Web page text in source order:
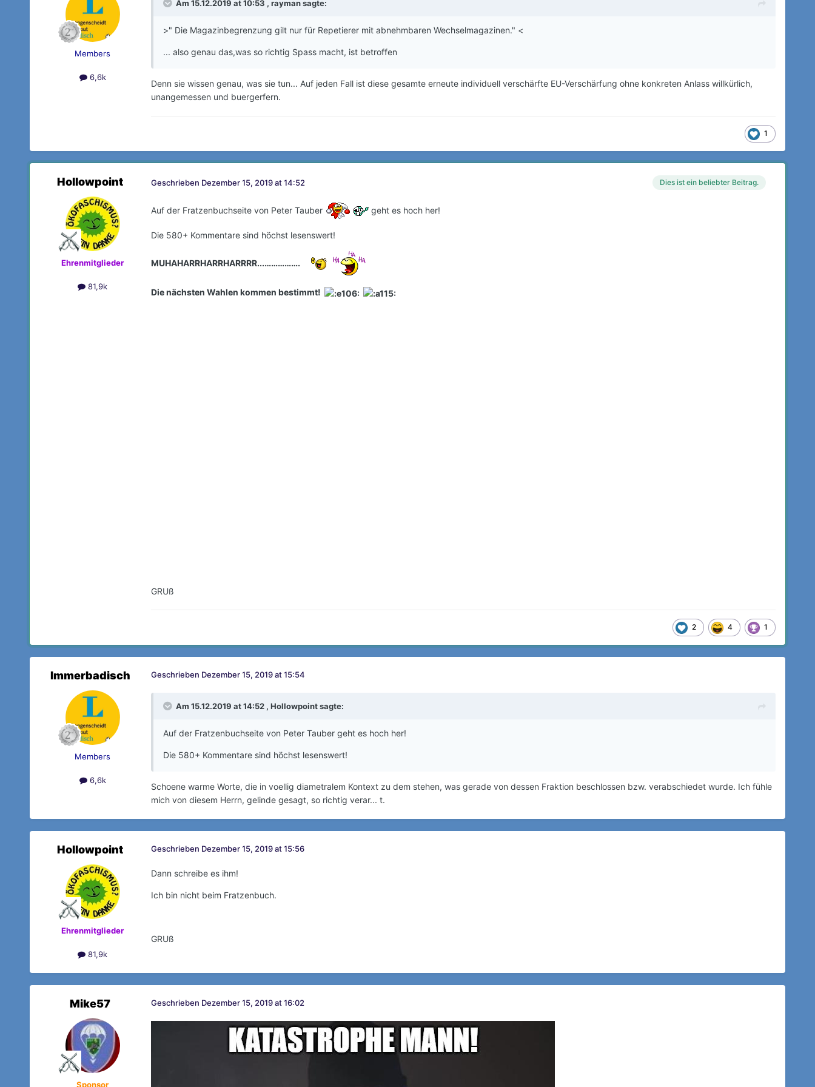
Members
6,6k
Am 15.12.2019 at 10:53 , raymansagte:
>" Die Magazinbegrenzung gilt nur für Repetierer mit abnehmbaren Wechselmagazinen." <
... also genau das,was so richtig Spass macht, ist betroffen
Denn sie wissen genau, was sie tun... Auf jeden Fall ist diese gesamte erneute individuell verschärfte EU-Verschärfung ohne konkreten Anlass willkürlich,
unangemessen und buergerfern.
1
Hollowpoint
Ehrenmitglieder
81,9k
Dies ist ein beliebter Beitrag.
Geschrieben Dezember 15, 2019 at 14:52
Auf der Fratzenbuchseite von Peter Tauber geht es hoch her!
Die 580+ Kommentare sind höchst lesenswert!
MUHAHARRHARRHARRRR...…………….
Die nächsten Wahlen kommen bestimmt!
GRUß
2 4 1
Immerbadisch
Members
6,6k
Geschrieben Dezember 15, 2019 at 15:54
Am 15.12.2019 at 14:52 , Hollowpointsagte:
Auf der Fratzenbuchseite von Peter Tauber geht es hoch her!
Die 580+ Kommentare sind höchst lesenswert!
Schoene warme Worte, die in voellig diametralem Kontext zu dem stehen, was gerade von dessen Fraktion beschlossen bzw. verabschiedet wurde. Ich fühle
mich von diesem Herrn, gelinde gesagt, so richtig verar... t.
Hollowpoint
Ehrenmitglieder
81,9k
Geschrieben Dezember 15, 2019 at 15:56
Dann schreibe es ihm!
Ich bin nicht beim Fratzenbuch.
GRUß
Mike57
Sponsor
Geschrieben Dezember 15, 2019 at 16:02